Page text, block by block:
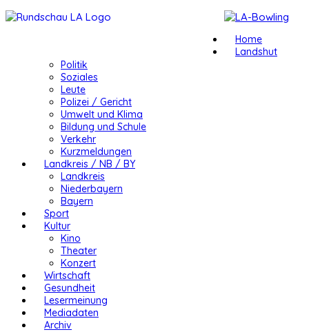
Home
Landshut
Politik
Soziales
Leute
Polizei / Gericht
Umwelt und Klima
Bildung und Schule
Verkehr
Kurzmeldungen
Landkreis / NB / BY
Landkreis
Niederbayern
Bayern
Sport
Kultur
Kino
Theater
Konzert
Wirtschaft
Gesundheit
Lesermeinung
Mediadaten
Archiv